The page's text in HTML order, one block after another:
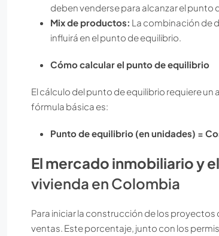
deben venderse para alcanzar el punto
Mix de productos: La combinación de
influirá en el punto de equilibrio.
Cómo calcular el punto de equilibrio
El cálculo del punto de equilibrio requiere
fórmula básica es:
Punto de equilibrio (en unidades) =
El mercado inmobiliario y
vivienda en Colombia
Para iniciar la construcción de los proyectos
ventas. Este porcentaje, junto con los